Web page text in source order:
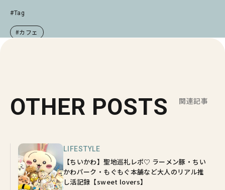
#Tag
#カフェ
OTHER POSTS 関連記事
LIFESTYLE
【ちいかわ】聖地巡礼レポ♡ ラーメン豚・ちい
かわパーク・もぐもぐ本舗など大人のリアル推
し活記録【sweet lovers】